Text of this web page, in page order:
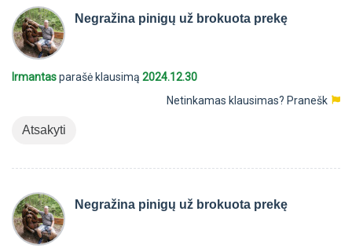
Negražina pinigų už brokuota prekę
Irmantasparašė klausimą 2024.12.30
Netinkamas klausimas? Pranešk
Atsakyti
Negražina pinigų už brokuota prekę